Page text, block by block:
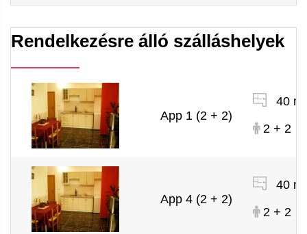
Rendelkezésre álló szálláshelyek
App 1 (2 + 2)
40 m
2 + 2
App 4 (2 + 2)
40 m
2 + 2